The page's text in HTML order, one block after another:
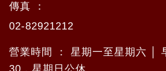
傳真 ：
02-82921212
營業時間 ： 星期一至星期六 │